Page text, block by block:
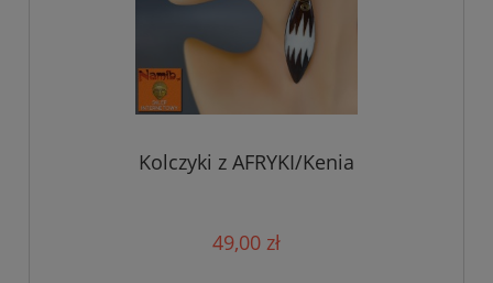
Kolczyki z AFRYKI/Kenia
49,00 zł